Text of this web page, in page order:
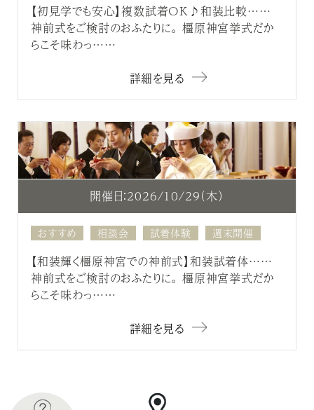
【初見学でも安心】複数試着OK♪和装比較……
神前式をご検討のおふたりに。 橿原神宮挙式だか
らこそ味わっ……
詳細を見る
開催日：2026/10/29（木）
おすすめ 相談会 試着体験 週末開催
【和装輝く橿原神宮での神前式】和装試着体……
神前式をご検討のおふたりに。 橿原神宮挙式だか
らこそ味わっ……
詳細を見る